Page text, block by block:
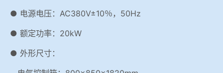
● 电源电压：AC380V±10％，50Hz
● 额定功率：20kW
● 外形尺寸：